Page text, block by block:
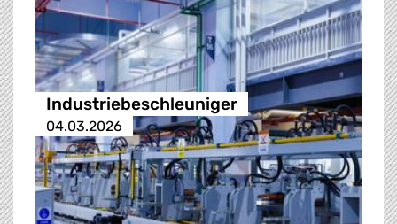
Industriebeschleuniger
04.03.2026